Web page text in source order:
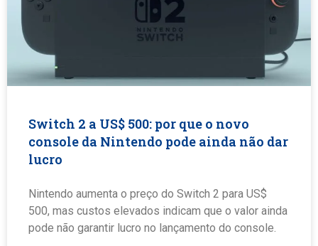
Switch 2 a US$ 500: por que o novo
console da Nintendo pode ainda não dar
lucro
Nintendo aumenta o preço do Switch 2 para US$
500, mas custos elevados indicam que o valor ainda
pode não garantir lucro no lançamento do console.